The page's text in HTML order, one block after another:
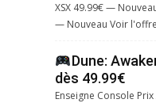
XSX 49.99€ —
— Nouveau Voir
Dune:
dès 49.99€
Enseigne Console